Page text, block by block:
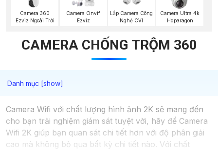
Camera 360
Ezviz Ngoài Trời
Camera Onvif
Ezviz
Lắp Camera Công
Nghệ CVI
Camera Ultra 4k
Hdparagon
CAMERA CHỐNG TRỘM 360
Camera Wifi với chất lượng hình ảnh 2K sẽ mang đến
cho bạn trải nghiệm giám sát tuyệt vời, hãy để Camera
Wifi 2K giúp bạn quan sát chi tiết hơn với độ phân giải
cao mà không bỏ qua bất kỳ chi tiết nào. Với chất